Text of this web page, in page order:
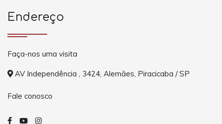
Endereço
Faça-nos uma visita
AV Independência , 3424, Alemães, Piracicaba / SP
Fale conosco